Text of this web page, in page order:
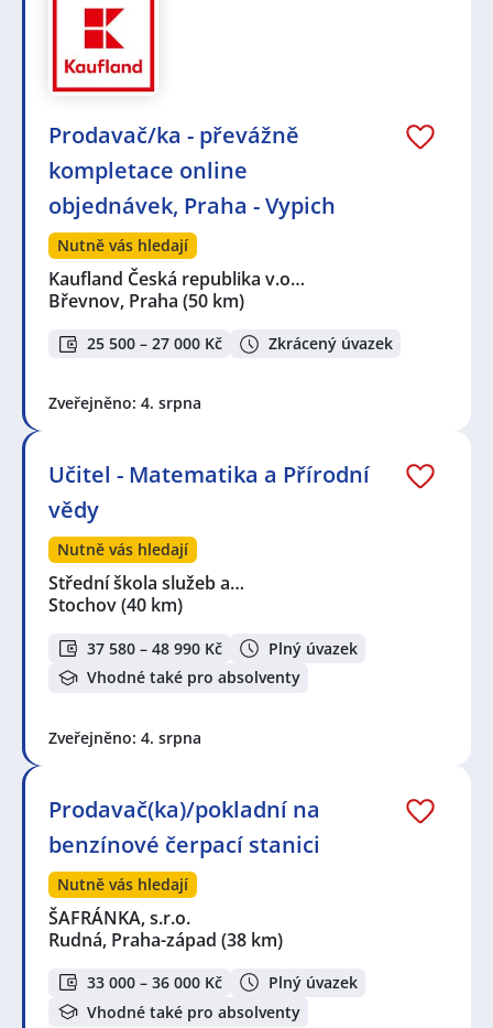
Prodavač/ka - převážně
kompletace online
objednávek, Praha - Vypich
Nutně vás hledají
Kaufland Česká republika v.o…
Břevnov, Praha (50 km)
25 500 – 27 000 Kč Zkrácený úvazek
Zveřejněno: 4. srpna
Učitel - Matematika a Přírodní
vědy
Nutně vás hledají
Střední škola služeb a…
Stochov(40 km)
37 580 – 48 990 Kč
Plný úvazek
Vhodné také pro absolventy
Zveřejněno: 4. srpna
Prodavač(ka)/pokladní na
benzínové čerpací stanici
Nutně vás hledají
ŠAFRÁNKA, s.r.o.
Rudná, Praha-západ (38 km)
33 000 – 36 000 Kč
Plný úvazek
Vhodné také pro absolventy